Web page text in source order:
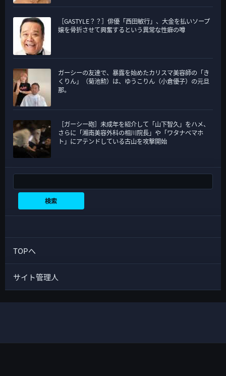
［GASTYLE？？］俳優「西田敏行」、大金を払いソープ
嬢を骨折させて興奮するという異常な性癖の噂
ガーシーの友達で、暴露を始めたカリスマ美容師の「き
くりん」（菊池勲）は、ゆうこりん（小倉優子）の元旦
那。
［ガーシー砲］未成年を紹介して「山下智久」をハメ、
さらに「湘南美容外科の相川院長」や「ワタナベマホ
ト」にアテンドしている古山を攻撃開始
検索
TOPへ
サイト管理人